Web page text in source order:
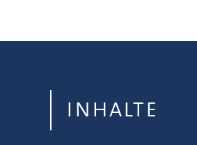
INHALTE